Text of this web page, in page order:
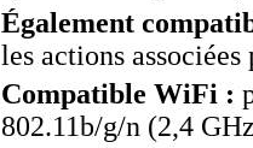
Également
les actions
Compatible WiFi :
802.11b/g/n (2,4